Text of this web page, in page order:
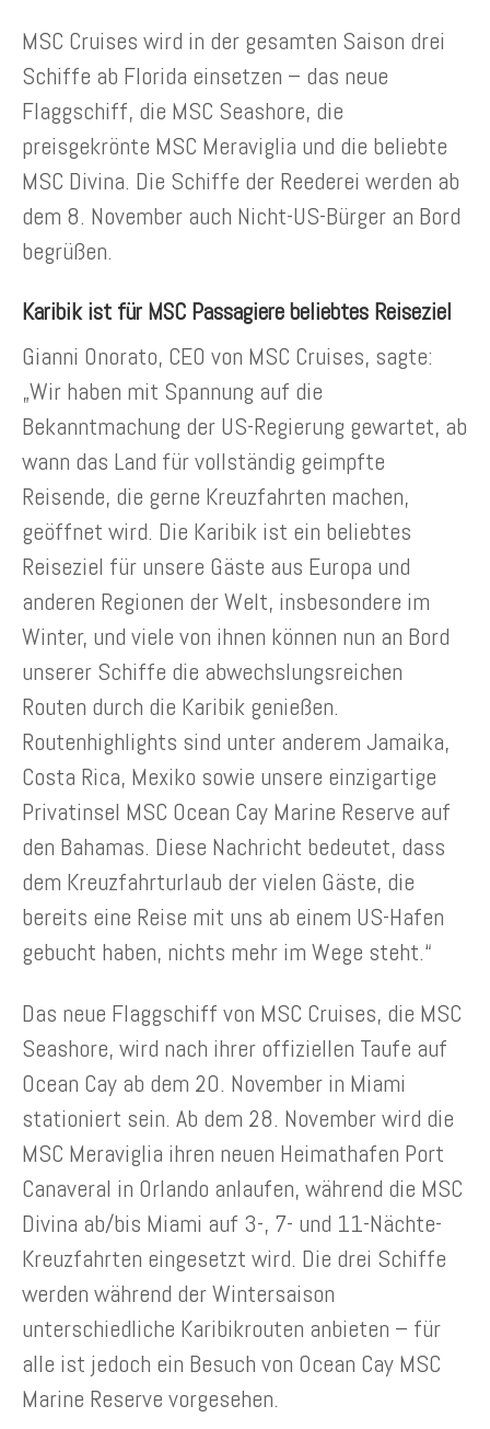
MSC Cruises wird in der gesamten Saison drei
Schiffe ab Florida einsetzen – das neue
Flaggschiff, die MSC Seashore, die
preisgekrönte MSC Meraviglia und die beliebte
MSC Divina. Die Schiffe der Reederei werden ab
dem 8. November auch Nicht-US-Bürger an Bord
begrüßen.
Karibik ist für MSC Passagiere beliebtes Reiseziel
Gianni Onorato, CEO von MSC Cruises, sagte:
„Wir haben mit Spannung auf die
Bekanntmachung der US-Regierung gewartet, ab
wann das Land für vollständig geimpfte
Reisende, die gerne Kreuzfahrten machen,
geöffnet wird. Die Karibik ist ein beliebtes
Reiseziel für unsere Gäste aus Europa und
anderen Regionen der Welt, insbesondere im
Winter, und viele von ihnen können nun an Bord
unserer Schiffe die abwechslungsreichen
Routen durch die Karibik genießen.
Routenhighlights sind unter anderem Jamaika,
Costa Rica, Mexiko sowie unsere einzigartige
Privatinsel MSC Ocean Cay Marine Reserve auf
den Bahamas. Diese Nachricht bedeutet, dass
dem Kreuzfahrturlaub der vielen Gäste, die
bereits eine Reise mit uns ab einem US-Hafen
gebucht haben, nichts mehr im Wege steht.“
Das neue Flaggschiff von MSC Cruises, die MSC
Seashore, wird nach ihrer offiziellen Taufe auf
Ocean Cay ab dem 20. November in Miami
stationiert sein. Ab dem 28. November wird die
MSC Meraviglia ihren neuen Heimathafen Port
Canaveral in Orlando anlaufen, während die MSC
Divina ab/bis Miami auf 3-, 7- und 11-Nächte-
Kreuzfahrten eingesetzt wird. Die drei Schiffe
werden während der Wintersaison
unterschiedliche Karibikrouten anbieten – für
alle ist jedoch ein Besuch von Ocean Cay MSC
Marine Reserve vorgesehen.